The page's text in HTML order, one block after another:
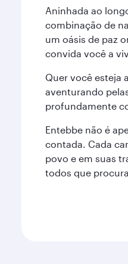
Aninhada ao
combinação de
um oásis de paz
convida você a
Quer você esteja
aventurando
profundamente
Entebbe não é
contada. Cada
povo e em suas
todos que